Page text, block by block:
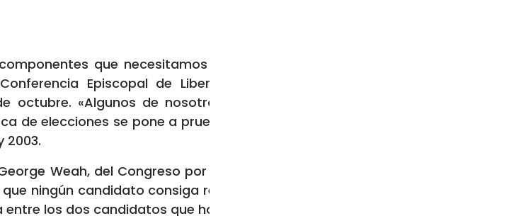
que necesitamos en este país», ha dicho el Rev. P.
Episcopal de Liberia (Cabicol) hablando sobre las
octubre. «Algunos de nosotros tenemos edad suficiente para
de elecciones se pone a prueba nuestra paz», refiriéndose a las
2003.
Weah, del Congreso por el Cambio Democrático, y Joseph
ningún candidato consiga reunir al menos el 50% de los votos
los dos candidatos que hayan quedado en cabeza.